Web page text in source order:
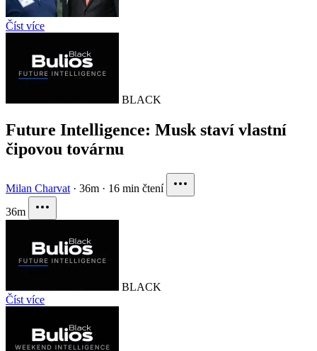
Číst více
BLACK
Future Intelligence: Musk staví vlastní
čipovou továrnu
Milan Charvat · 36m · 16 min čtení
36m
BLACK
Číst více